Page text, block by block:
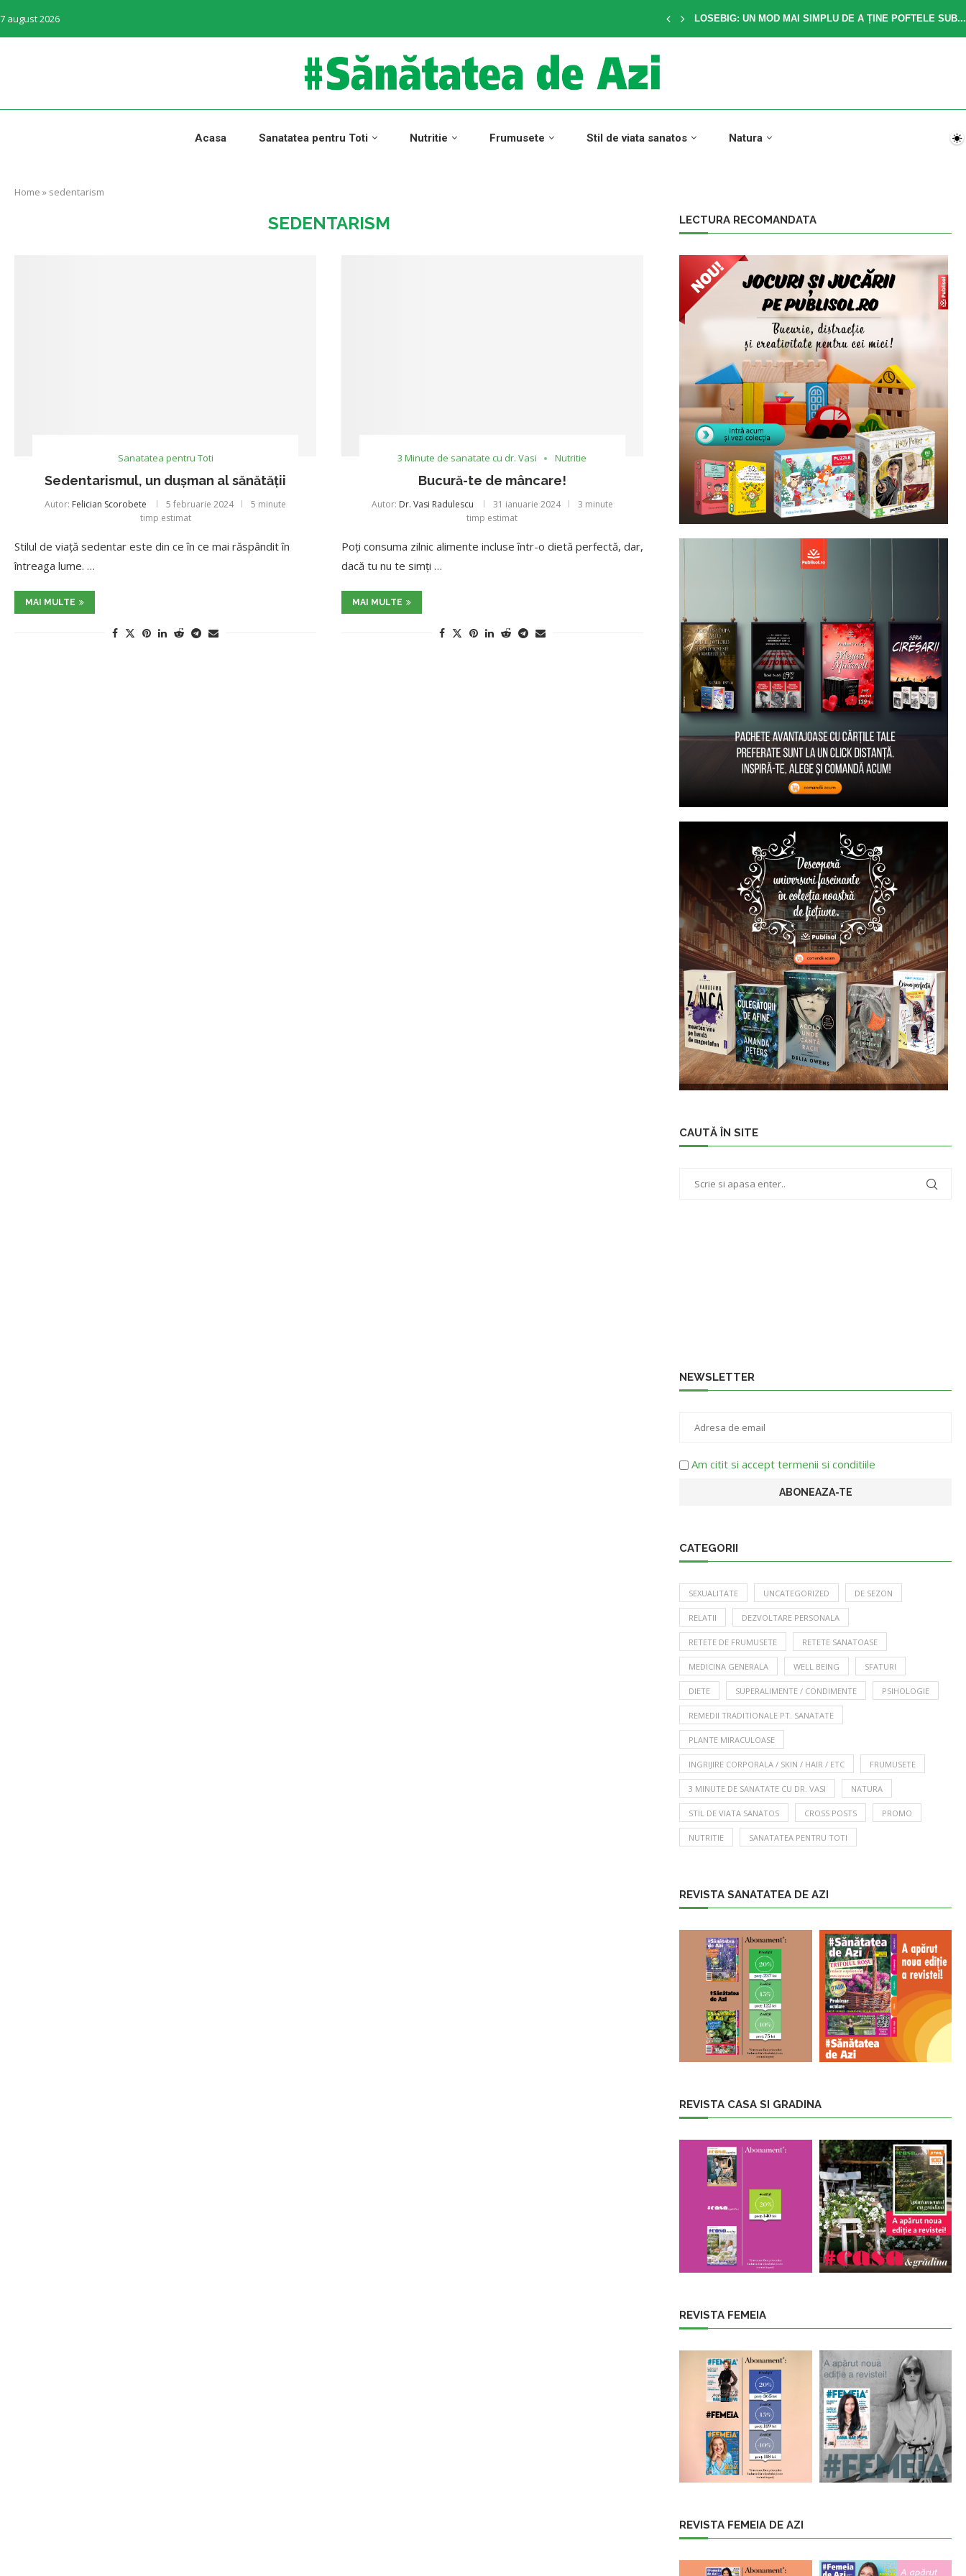
7 august 2026 LOSEBIG: UN MOD MAI SIMPLU DE A ȚINE POFTELE SUB...
Acasa Sanatatea pentru Toti Nutritie Frumusete Stil de viata sanatos Natura
Home » sedentarism
SEDENTARISM
Sanatatea pentru Toti
Sedentarismul, un dușman al sănătății
Autor: Felician Scorobete 5 februarie 2024
5 minute
timp estimat
Stilul de viață sedentar este din ce în ce mai răspândit în
întreaga lume. …
MAI MULTE
3 Minute de sanatate cu dr. Vasi Nutritie
Bucură-te de mâncare!
Autor: Dr. Vasi Radulescu 31 ianuarie 2024
3 minute
timp estimat
Poți consuma zilnic alimente incluse într-o dietă perfectă, dar,
dacă tu nu te simți …
MAI MULTE
LECTURA RECOMANDATA
CAUTĂ ÎN SITE
NEWSLETTER
Am citit si accept termenii si conditiile
CATEGORII
SEXUALITATE UNCATEGORIZED DE SEZON
RELATII DEZVOLTARE PERSONALA
RETETE DE FRUMUSETE RETETE SANATOASE
MEDICINA GENERALA WELL BEING SFATURI
DIETE SUPERALIMENTE / CONDIMENTE PSIHOLOGIE
REMEDII TRADITIONALE PT. SANATATE
PLANTE MIRACULOASE
INGRIJIRE CORPORALA / SKIN / HAIR / ETC FRUMUSETE
3 MINUTE DE SANATATE CU DR. VASI NATURA
STIL DE VIATA SANATOS CROSS POSTS PROMO
NUTRITIE SANATATEA PENTRU TOTI
REVISTA SANATATEA DE AZI
REVISTA CASA SI GRADINA
REVISTA FEMEIA
REVISTA FEMEIA DE AZI